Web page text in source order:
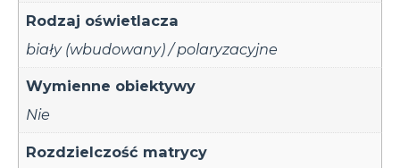
Rodzaj oświetlacza
biały (wbudowany) / polaryzacyjne
Wymienne obiektywy
Nie
Rozdzielczość matrycy